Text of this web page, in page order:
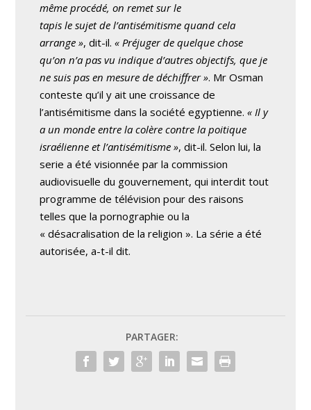
même procédé, on remet sur le
tapis le sujet de l’antisémitisme quand cela
arrange », dit-il.« Préjuger de quelque chose
qu’on n’a pas vu indique d’autres objectifs, que je
ne suis pas en mesure de déchiffrer ». Mr Osman
conteste qu’il y ait une croissance de
l’antisémitisme dans la société egyptienne.« Il y
a un monde entre la colère contre la poitique
israélienne et l’antisémitisme », dit-il. Selon lui, la
serie a été visionnée par la commission
audiovisuelle du gouvernement, qui interdit tout
programme de télévision pour des raisons
telles que la pornographie ou la
« désacralisation de la religion ». La série a été
autorisée, a-t-il dit.
PARTAGER: